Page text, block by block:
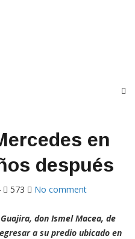
en
después
573 No comment
don Ismel Macea, de
a su predio ubicado en